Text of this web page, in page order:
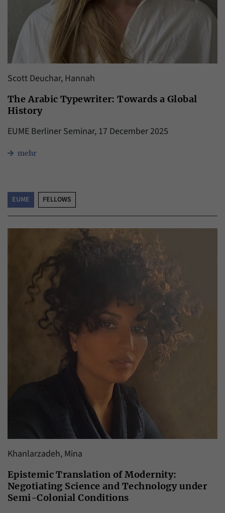
Scott Deuchar, Hannah
The Arabic Typewriter: Towards a Global
History
EUME Berliner Seminar, 17 December 2025
mehr
EUME FELLOWS
Khanlarzadeh, Mina
Epistemic Translation of Modernity:
Negotiating Science and Technology under
Semi-Colonial Conditions